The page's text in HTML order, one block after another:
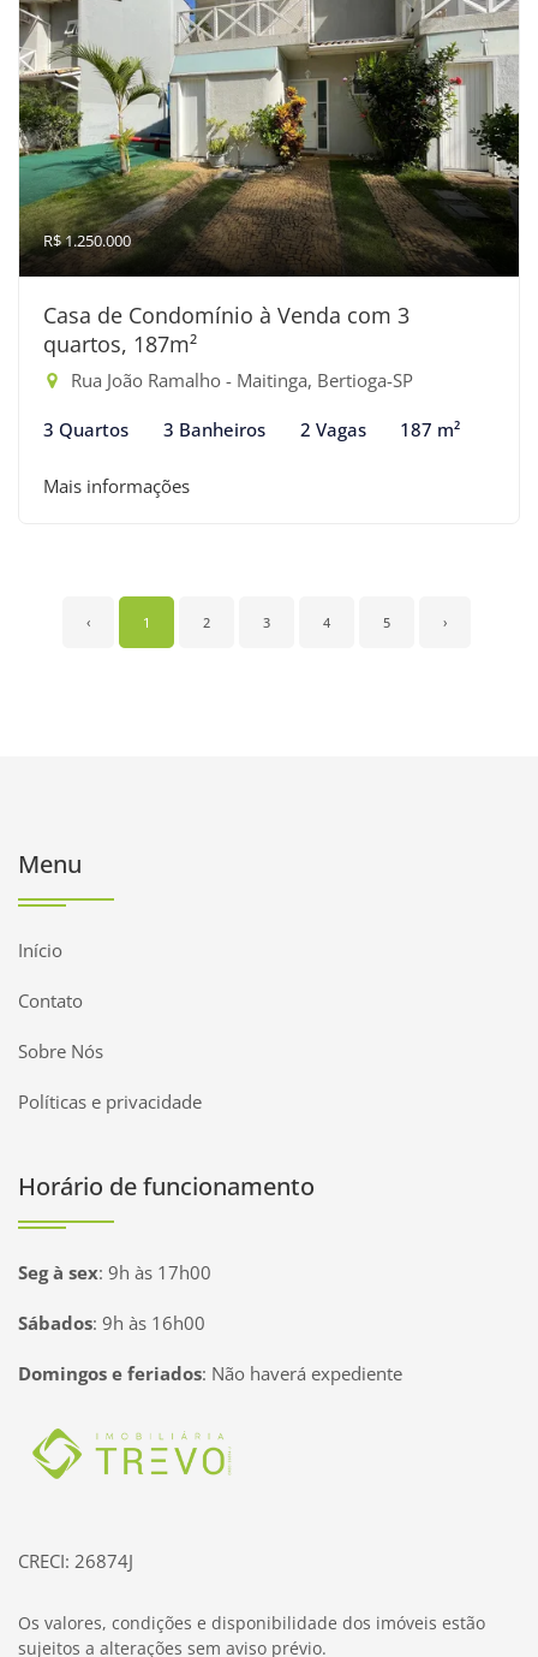
R$ 1.250.000
Casa de Condomínio à Venda com 3
quartos, 187m²
Rua João Ramalho - Maitinga, Bertioga-SP
3 Quartos 3 Banheiros 2 Vagas 187 m²
Mais informações
‹ 1 2 3 4 5 ›
Menu
Início
Contato
Sobre Nós
Políticas e privacidade
Horário de funcionamento
Seg à sex: 9h às 17h00
Sábados: 9h às 16h00
Domingos e feriados: Não haverá expediente
Página inicial
CRECI: 26874J
Os valores, condições e disponibilidade dos imóveis estão
sujeitos a alterações sem aviso prévio.